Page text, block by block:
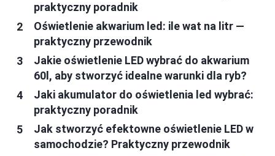
praktyczny poradnik
Oświetlenie akwarium led: ile wat na litr —
praktyczny przewodnik
Jakie oświetlenie LED wybrać do akwarium
60l, aby stworzyć idealne warunki dla ryb?
Jaki akumulator do oświetlenia led wybrać:
praktyczny poradnik
Jak stworzyć efektowne oświetlenie LED w
samochodzie? Praktyczny przewodnik